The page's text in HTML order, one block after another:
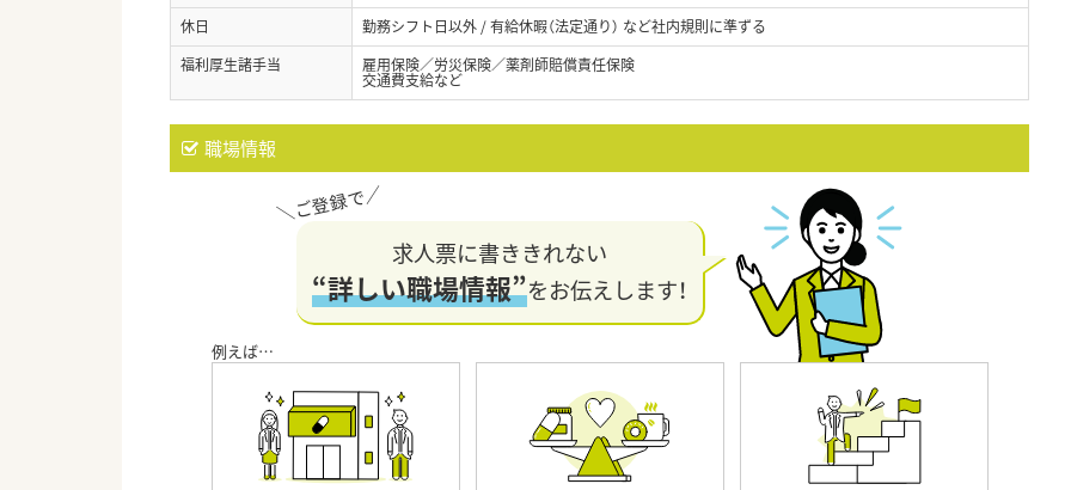
休日
勤務シフト日以外 / 有給休暇（法定通り） など社内規則に準ずる
福利厚生諸手当
雇用保険／労災保険／薬剤師賠償責任保険
交通費支給など
職場情報
求人票に書ききれない
“詳しい職場情報”をお伝えします！